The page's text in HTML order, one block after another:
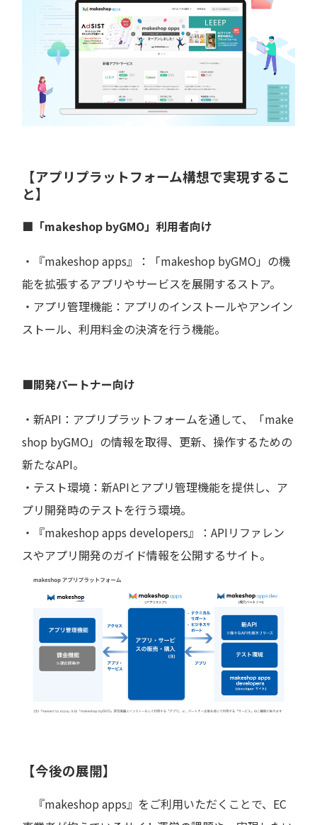
【アプリプラットフォーム構想で実現するこ
と】
■「makeshop byGMO」利用者向け
・『makeshop apps』：「makeshop byGMO」の機
能を拡張するアプリやサービスを展開するストア。
・アプリ管理機能：アプリのインストールやアンイン
ストール、利用料金の決済を行う機能。
■開発パートナー向け
・新API：アプリプラットフォームを通して、「make
shop byGMO」の情報を取得、更新、操作するための
新たなAPI。
・テスト環境：新APIとアプリ管理機能を提供し、ア
プリ開発時のテストを行う環境。
・『makeshop apps developers』：APIリファレン
スやアプリ開発のガイド情報を公開するサイト。
【今後の展開】
『makeshop apps』をご利用いただくことで、EC